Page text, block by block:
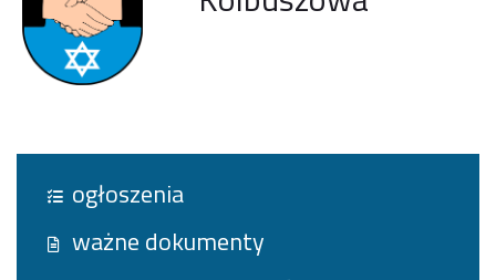
ogłoszenia
ważne dokumenty